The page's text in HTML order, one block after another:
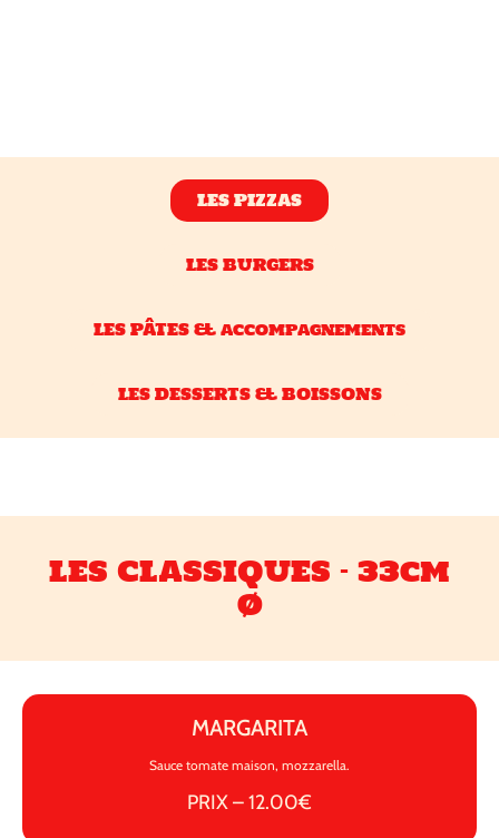
LES PIZZAS
LES BURGERS
LES PÂTES & accompagnements
LES DESSERTS & BOISSONS
LES CLASSIQUES - 33cm
Ø
MARGARITA
Sauce tomate maison, mozzarella.
PRIX – 12.00€